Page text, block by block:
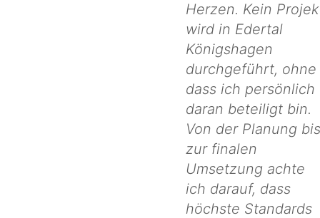
Herzen. Kein
wird in Edertal
Königshagen
durchgeführt, ohne
dass ich persönlich
daran beteiligt bin.
Von der Planung bis
zur finalen
Umsetzung achte
ich darauf, dass
höchste Standards